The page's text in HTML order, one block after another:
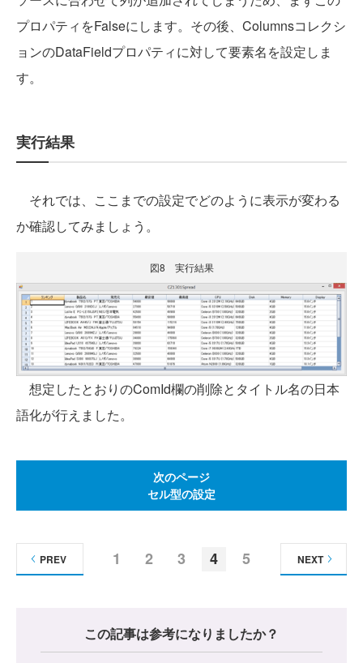
プロパティをFalseにします。その後、Columnsコレクシ
ョンのDataFieldプロパティに対して要素名を設定しま
す。
実行結果
それでは、ここまでの設定でどのように表示が変わる
か確認してみましょう。
図8 実行結果
想定したとおりのComId欄の削除とタイトル名の日本
語化が行えました。
次のページ
セル型の設定
1 2 3 4 5
PREV NEXT
この記事は参考になりましたか？